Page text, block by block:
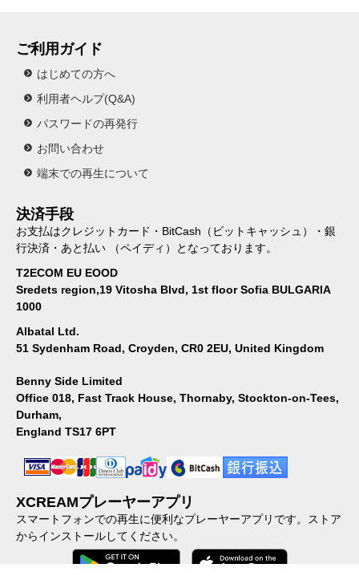
ご利用ガイド
はじめての方へ
利用者ヘルプ(Q&A)
パスワードの再発行
お問い合わせ
端末での再生について
決済手段
お支払はクレジットカード・BitCash（ビットキャッシュ）・銀
行決済・あと払い （ペイディ）となっております。
T2ECOM EU EOOD
Sredets region,19 Vitosha Blvd, 1st floor Sofia BULGARIA
1000
Albatal Ltd.
51 Sydenham Road, Croyden, CR0 2EU, United Kingdom
Benny Side Limited
Office 018, Fast Track House, Thornaby, Stockton-on-Tees,
Durham,
England TS17 6PT
XCREAMプレーヤーアプリ
スマートフォンでの再生に便利なプレーヤーアプリです。ストア
からインストールしてください。